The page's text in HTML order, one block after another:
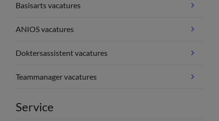
Basisarts vacatures
ANIOS vacatures
Doktersassistent vacatures
Teammanager vacatures
Service